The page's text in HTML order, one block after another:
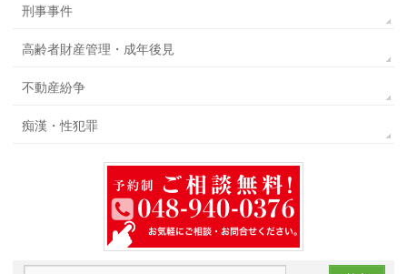
刑事事件
高齢者財産管理・成年後見
不動産紛争
痴漢・性犯罪